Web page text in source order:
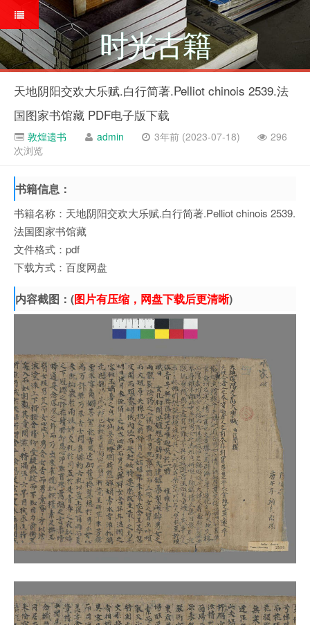
时光古籍
天地阴阳交欢大乐赋.白行简著.Pelliot chinois 2539.法
国图家书馆藏 PDF电子版下载
敦煌遗书 admin 3年前 (2023-07-18)
296
次浏览
书籍信息：
书籍名称：天地阴阳交欢大乐赋.白行简著.Pelliot chinois 2539.
法国图家书馆藏
文件格式：pdf
下载方式：百度网盘
内容截图：(图片有压缩，网盘下载后更清晰)